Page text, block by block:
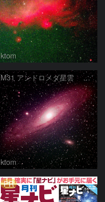
ktom
M31 アンドロメダ星雲 2026-1-14
ktom
PR